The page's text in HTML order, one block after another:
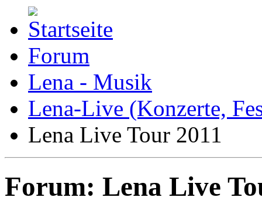
Forum
Lena - Musik
Lena-Live (Konzerte,
Lena Live Tour 2011
Forum: Lena Live